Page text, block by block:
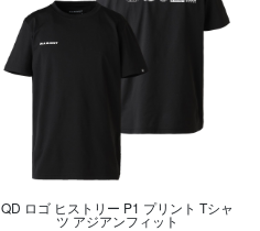
QD ロゴ ヒストリー P1 プリント Tシャ
ツ アジアンフィット